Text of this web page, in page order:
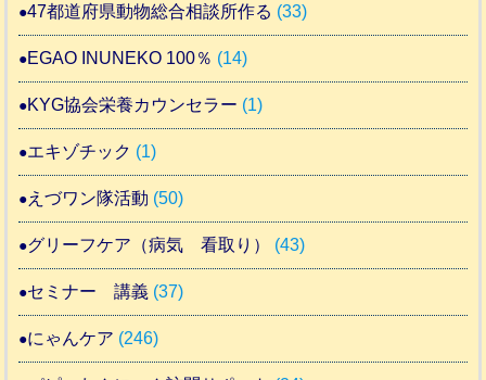
47都道府県動物総合相談所作る (33)
EGAO INUNEKO 100％ (14)
KYG協会栄養カウンセラー (1)
エキゾチック (1)
えづワン隊活動 (50)
グリーフケア（病気 看取り） (43)
セミナー 講義 (37)
にゃんケア (246)